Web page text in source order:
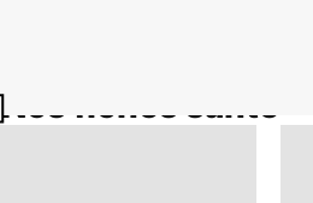
Nos fiches santé